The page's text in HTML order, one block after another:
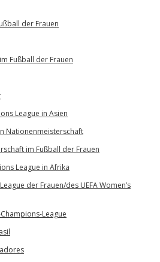
der Frauen
Fußball der Frauen
League in Asien
Nationenmeisterschaft
im Fußball der Frauen
League in Afrika
der Frauen/des UEFA Women’s
League